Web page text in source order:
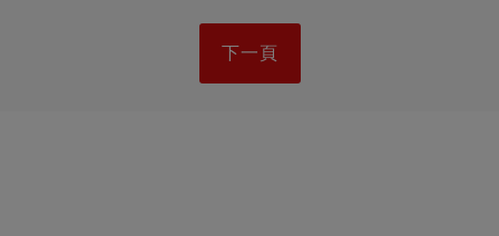
下一頁